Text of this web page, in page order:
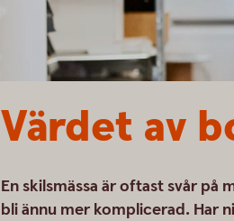
Värdet av
En skilsmässa är oftast svår på
bli ännu mer komplicerad. Har